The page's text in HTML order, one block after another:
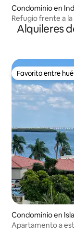
Condominio en
Refugio frente a la
arena y de las
Alquileres
Favorito entre
Favorito entre
Condominio en
Apartamento a